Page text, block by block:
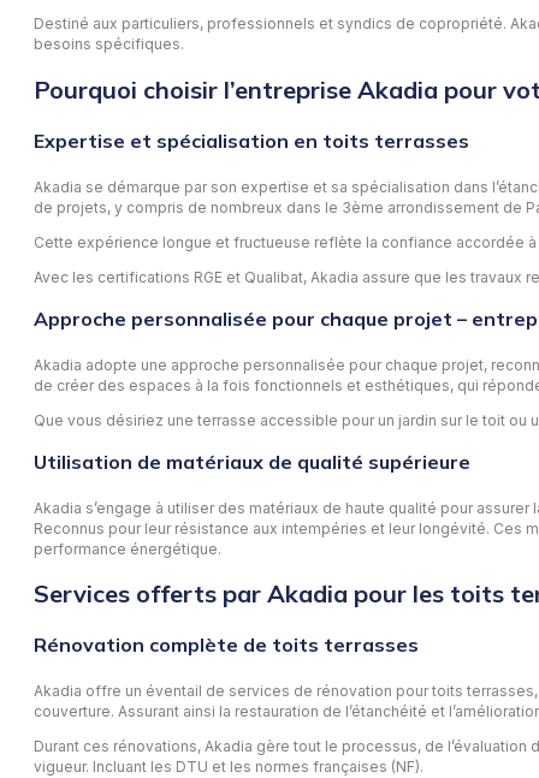
Destiné aux particuliers, professionnels et syndics de copropriété.
besoins spécifiques.
Pourquoi choisir l’entreprise Akadia pour
Expertise et spécialisation en toits terrasses
Akadia se démarque par son expertise et sa spécialisation dans
de projets, y compris de nombreux dans le 3ème arrondissement de
Cette expérience longue et fructueuse reflète la confiance accordée
Avec les certifications RGE et Qualibat, Akadia assure que les
Approche personnalisée pour chaque projet –
Akadia adopte une approche personnalisée pour chaque projet,
de créer des espaces à la fois fonctionnels et esthétiques, qui
Que vous désiriez une terrasse accessible pour un jardin sur le toit
Utilisation de matériaux de qualité supérieure
Akadia s’engage à utiliser des matériaux de haute qualité pour
Reconnus pour leur résistance aux intempéries et leur longévité.
performance énergétique.
Services offerts par Akadia pour les toits
Rénovation complète de toits terrasses
Akadia offre un éventail de services de rénovation pour toits
couverture. Assurant ainsi la restauration de l’étanchéité et
Durant ces rénovations, Akadia gère tout le processus, de
vigueur. Incluant les DTU et les normes françaises (NF).